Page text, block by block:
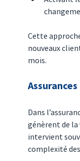
Cette
nouveaux
mois.
Assurances
Dans
génèrent de
intervient
complexité